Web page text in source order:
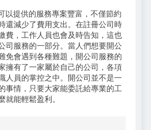
以提供的服務專案豐富，不僅節約
還減少了費用支出。在註冊公司時
費，工作人員也會及時告知，這也
司服務的一部分。當人們想要開公
免會遇到各種難題，開公司服務的
擁有了一家屬於自己的公司，各項
人員的掌控之中。開公司並不是一
事情，只要大家能委託給專業的工
就能輕鬆盈利。